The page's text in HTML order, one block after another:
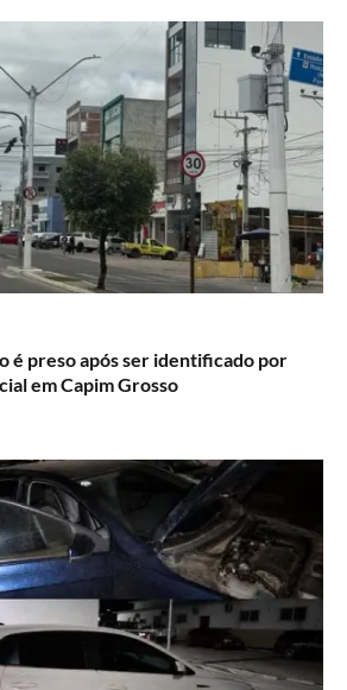
WhatsApp?
é preso após ser identificado por
em Capim Grosso